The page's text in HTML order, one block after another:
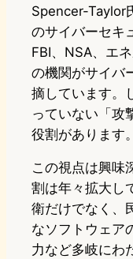
Spencer-Taylor
のサイバーセキ
FBI、NSA、エ
の機関がサイバ
摘しています。
っていない「攻
役割があります。
この視点は興味
割は年々拡大し
衛だけでなく、
なソフトウェア
力など多岐にわ